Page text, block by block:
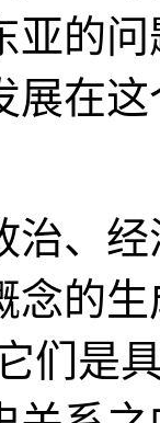
亚的
展在
治、
念的
们是